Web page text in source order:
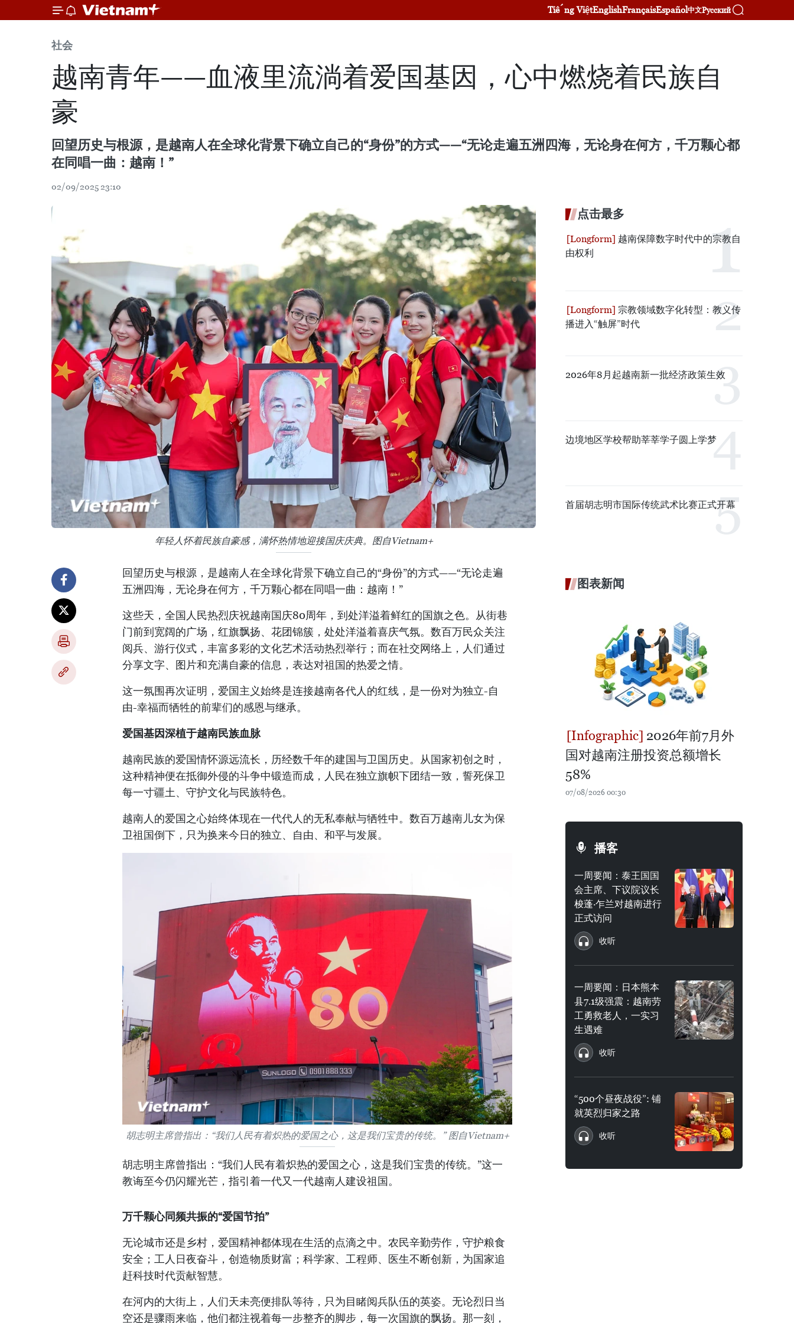
Tiếng ViệtEnglishFrançaisEspañol中文Русский
社会
越南青年——血液里流淌着爱国基因，心中燃烧着民族自
豪
回望历史与根源，是越南人在全球化背景下确立自己的“身份”的方式——“无论走遍五洲四海，无论身在何方，千万颗心都
在同唱一曲：越南！”
02/09/2025 23:10
年轻人怀着民族自豪感，满怀热情地迎接国庆庆典。图自Vietnam+
回望历史与根源，是越南人在全球化背景下确立自己的“身份”的方式——“无论走遍
五洲四海，无论身在何方，千万颗心都在同唱一曲：越南！”
这些天，全国人民热烈庆祝越南国庆80周年，到处洋溢着鲜红的国旗之色。从街巷
门前到宽阔的广场，红旗飘扬、花团锦簇，处处洋溢着喜庆气氛。数百万民众关注
阅兵、游行仪式，丰富多彩的文化艺术活动热烈举行；而在社交网络上，人们通过
分享文字、图片和充满自豪的信息，表达对祖国的热爱之情。
这一氛围再次证明，爱国主义始终是连接越南各代人的红线，是一份对为独立-自
由-幸福而牺牲的前辈们的感恩与继承。
爱国基因深植于越南民族血脉
越南民族的爱国情怀源远流长，历经数千年的建国与卫国历史。从国家初创之时，
这种精神便在抵御外侵的斗争中锻造而成，人民在独立旗帜下团结一致，誓死保卫
每一寸疆土、守护文化与民族特色。
越南人的爱国之心始终体现在一代代人的无私奉献与牺牲中。数百万越南儿女为保
卫祖国倒下，只为换来今日的独立、自由、和平与发展。
胡志明主席曾指出：“我们人民有着炽热的爱国之心，这是我们宝贵的传统。” 图自Vietnam+
胡志明主席曾指出：“我们人民有着炽热的爱国之心，这是我们宝贵的传统。”这一
教诲至今仍闪耀光芒，指引着一代又一代越南人建设祖国。
万千颗心同频共振的“爱国节拍”
无论城市还是乡村，爱国精神都体现在生活的点滴之中。农民辛勤劳作，守护粮食
安全；工人日夜奋斗，创造物质财富；科学家、工程师、医生不断创新，为国家追
赶科技时代贡献智慧。
在河内的大街上，人们天未亮便排队等待，只为目睹阅兵队伍的英姿。无论烈日当
空还是骤雨来临，他们都注视着每一步整齐的脚步，每一次国旗的飘扬。那一刻，
点击最多
越南保障数字时代中的宗教自
由权利
宗教领域数字化转型：教义传
播进入“触屏”时代
2026年8月起越南新一批经济政策生效
边境地区学校帮助莘莘学子圆上学梦
首届胡志明市国际传统武术比赛正式开幕
图表新闻
2026年前7月外
国对越南注册投资总额增长
58%
07/08/2026 00:30
播客
一周要闻：泰王国国
会主席、下议院议长
梭蓬·乍兰对越南进行
正式访问
收听
一周要闻：日本熊本
县7.1级强震：越南劳
工勇救老人，一实习
生遇难
收听
“500个昼夜战役”: 铺
就英烈归家之路
收听